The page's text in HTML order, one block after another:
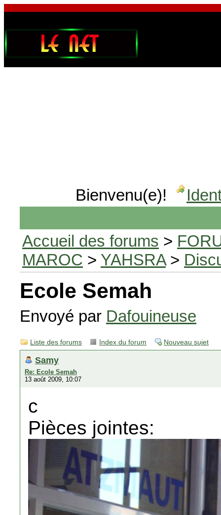
Bienvenu(e)!
Accueil des forums >
MAROC > YAHSRA>
Ecole Semah
Envoyé par Dafouineuse
Liste des forums Index du forum Nouveau sujet
Samy
Re: Ecole Semah
13 août 2009, 10:07
c
Pièces jointes: